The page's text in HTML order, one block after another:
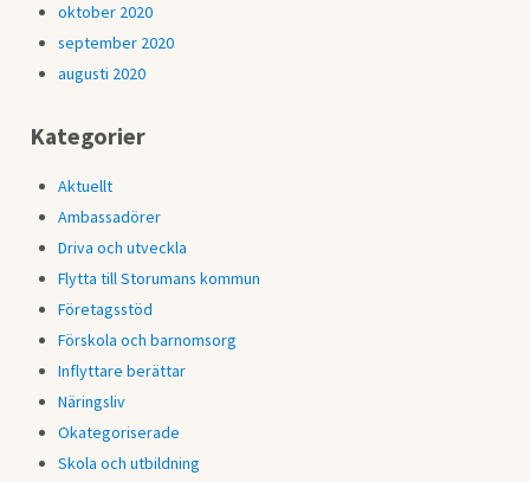
oktober 2020
september 2020
augusti 2020
Kategorier
Aktuellt
Ambassadörer
Driva och utveckla
Flytta till Storumans kommun
Företagsstöd
Förskola och barnomsorg
Inflyttare berättar
Näringsliv
Okategoriserade
Skola och utbildning